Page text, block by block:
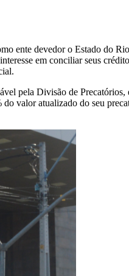
ente devedor o Estado do
em conciliar seus
pela Divisão de
valor atualizado do seu